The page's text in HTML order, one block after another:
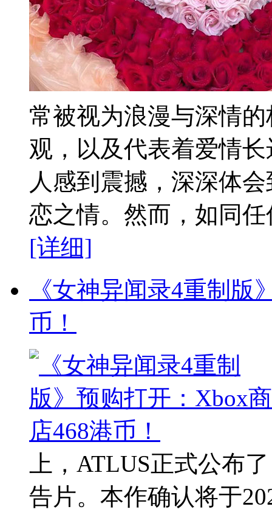
常被视为浪漫与深情
观，以及代表着爱情
人感到震撼，深深体
恋之情。然而，如同
[详细]
《女神异闻录4重制版
币！
上，ATLUS正式公布
告片。本作确认将于